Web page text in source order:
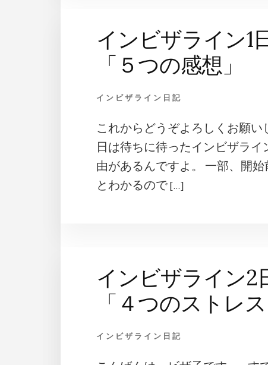
インビザライン1
「５つの感想」
インビザライン日記
これからどうぞよろしくお願い
日は待ちに待ったインビザラ
由があるんですよ。 一部、開
とわかるので […]
インビザライン2
「４つのストレス
インビザライン日記